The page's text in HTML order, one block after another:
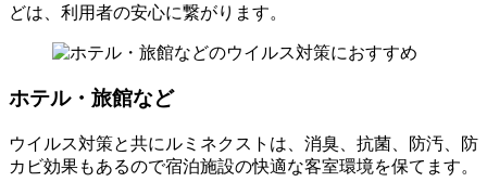
どは、利用者の安心に繋がります。
ホテル・旅館など
ウイルス対策と共にルミネクストは、消臭、抗菌、防汚、防
カビ効果もあるので宿泊施設の快適な客室環境を保てます。